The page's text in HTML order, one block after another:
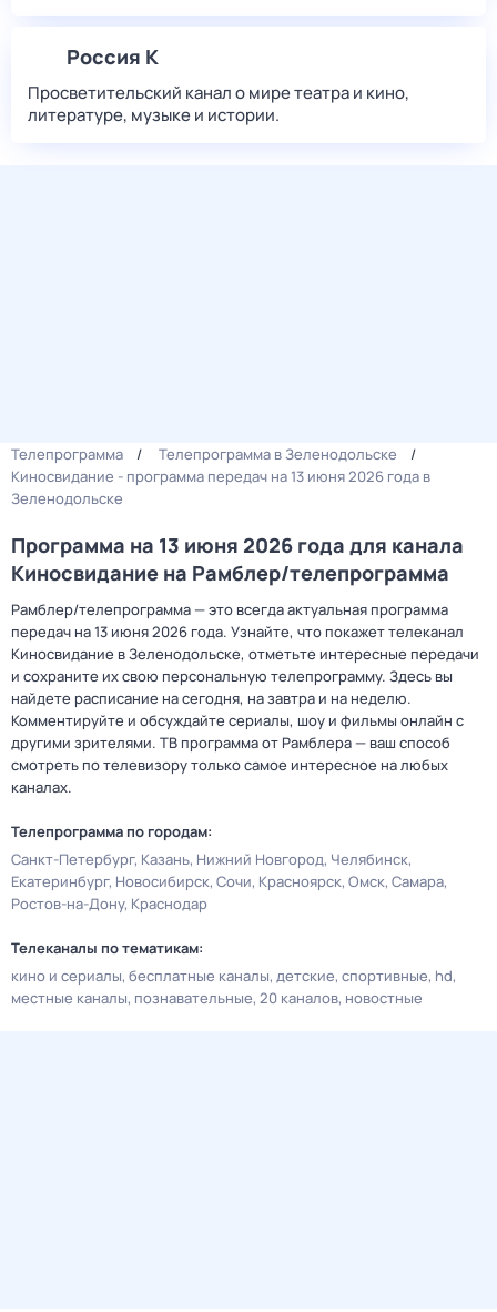
Россия К
Просветительский канал о мире театра и кино,
литературе, музыке и истории.
Телепрограмма
Телепрограмма в Зеленодольске
Киносвидание - программа передач на 13 июня 2026 года в
Зеленодольске
Программа на 13 июня 2026 года для канала
Киносвидание на Рамблер/телепрограмма
Рамблер/телепрограмма — это всегда актуальная программа
передач на 13 июня 2026 года. Узнайте, что покажет телеканал
Киносвидание в Зеленодольске, отметьте интересные передачи
и сохраните их свою персональную телепрограмму. Здесь вы
найдете расписание на сегодня, на завтра и на неделю.
Комментируйте и обсуждайте сериалы, шоу и фильмы онлайн с
другими зрителями. ТВ программа от Рамблера — ваш способ
смотреть по телевизору только самое интересное на любых
каналах.
Телепрограмма по городам:
Санкт-Петербург Казань Нижний Новгород Челябинск
Екатеринбург Новосибирск Сочи Красноярск Омск Самара
Ростов-на-Дону Краснодар
Телеканалы по тематикам:
кино и сериалы бесплатные каналы детские спортивные hd
местные каналы познавательные 20 каналов новостные